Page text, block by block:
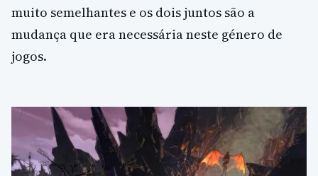
muito semelhantes e os dois juntos são a
mudança que era necessária neste género de
jogos.